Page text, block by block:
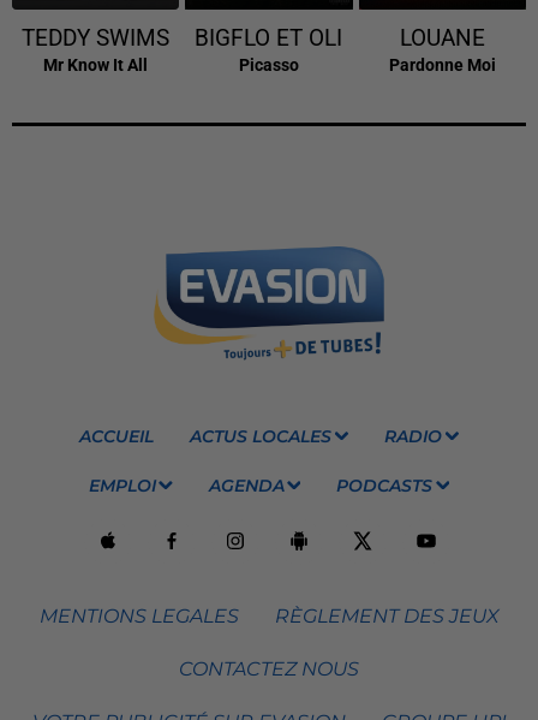
TEDDY SWIMS
Mr Know It All
BIGFLO ET OLI
Picasso
LOUANE
Pardonne Moi
ACCUEIL ACTUS LOCALES RADIO
EMPLOI AGENDA PODCASTS
MENTIONS LEGALES RÈGLEMENT DES JEUX
CONTACTEZ NOUS